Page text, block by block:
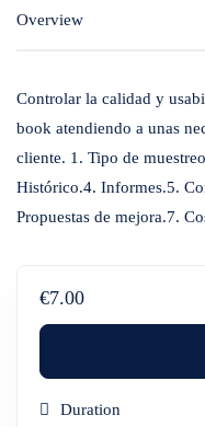
Overview
Controlar la calidad y
book atendiendo a unas
cliente. 1. Tipo de
Histórico.4. Informes.5.
Propuestas de mejora.7.
€7.00
Duration